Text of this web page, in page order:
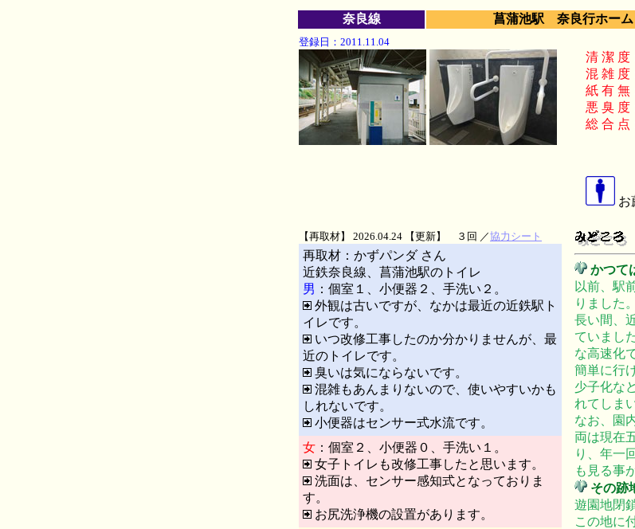
奈良線 菖蒲池駅 奈良行ホ
登録日：2011.11.04
清 潔 度
混 雑 度
紙 有 無
悪 臭 度
総 合
【再取材】 2026.04.24 【更新】 ３回 ／協力シート
再取材：かずパンダ さん
近鉄奈良線、菖蒲池駅のトイレ
男 ：個室１、小便器２、手洗い２。
外観は古いですが、なかは最近の近鉄駅ト
イレです。
いつ改修工事したのか分かりませんが、最
近のトイレです。
臭いは気にならないです。
混雑もあんまりないので、使いやすいかも
しれないです。
小便器はセンサー式水流です。
女 ：個室２、小便器０、手洗い１。
女子トイレも改修工事したと思います。
洗面は、センサー感知式となっておりま
す。
お尻洗浄機の設置があります。
かつて
以前、駅
りました。
長い間、
ていまし
な高速化
簡単に行
少子化な
れてしま
なお、園
両は現在
り、年一
も見る事
その跡
遊園地閉
この地に